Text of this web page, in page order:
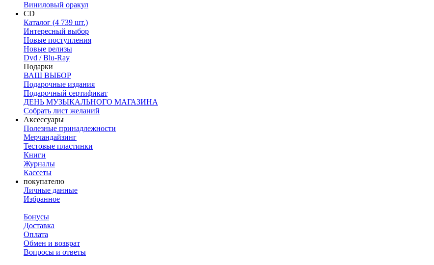
Виниловый оракул
CD
Каталог (4 739 шт.)
Интересный выбор
Новые поступления
Новые релизы
Dvd / Blu-Ray
Подарки
ВАШ ВЫБОР
Подарочные издания
Подарочный сертификат
ДЕНЬ МУЗЫКАЛЬНОГО МАГАЗИНА
Собрать лист желаний
Аксессуары
Полезные принадлежности
Мерчандайзинг
Тестовые пластинки
Книги
Журналы
Кассеты
покупателю
Личные данные
Избранное
Бонусы
Доставка
Оплата
Обмен и возврат
Вопросы и ответы